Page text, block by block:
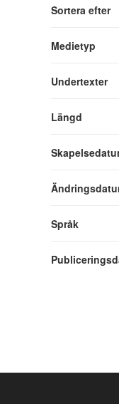
Sortera efter
Medietyp
Undertexter
Längd
Språk